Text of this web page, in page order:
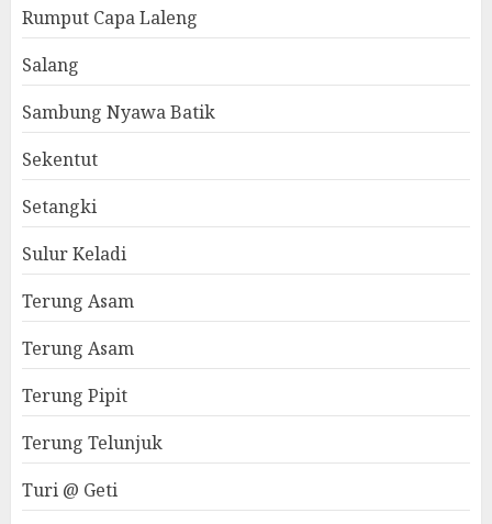
Rumput Capa Laleng
Salang
Sambung Nyawa Batik
Sekentut
Setangki
Sulur Keladi
Terung Asam
Terung Asam
Terung Pipit
Terung Telunjuk
Turi @ Geti